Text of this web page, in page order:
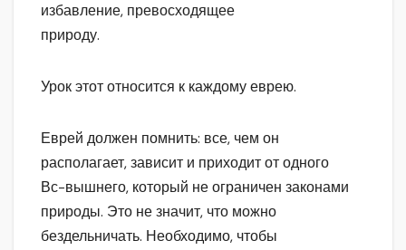
избавление, превосходящее
природу.
Урок этот относится к каждому еврею.
Еврей должен помнить: все, чем он
располагает, зависит и приходит от одного
Вс-вышнего, который не ограничен законами
природы. Это не значит, что можно
бездельничать. Необходимо, чтобы